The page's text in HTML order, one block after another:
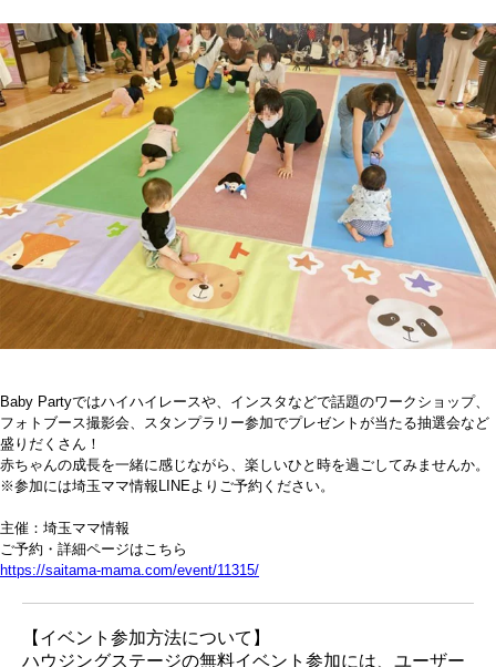
Baby Partyではハイハイレースや、インスタなどで話題のワークショップ、
フォトブース撮影会、スタンプラリー参加でプレゼントが当たる抽選会など
盛りだくさん！
赤ちゃんの成長を一緒に感じながら、楽しいひと時を過ごしてみませんか。
※参加には埼玉ママ情報LINEよりご予約ください。
主催：埼玉ママ情報
ご予約・詳細ページはこちら
https://saitama-mama.com/event/11315/
【イベント参加方法について】
ハウジングステージの無料イベント参加には、ユーザー